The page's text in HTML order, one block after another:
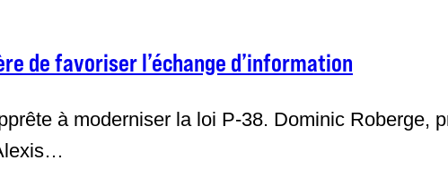
de favoriser l’échange d’information
à moderniser la loi P-38. Dominic Roberge,